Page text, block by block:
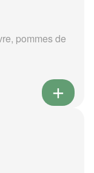
pommes de